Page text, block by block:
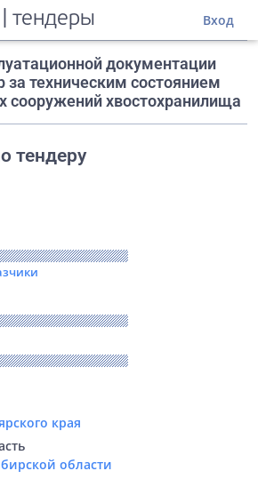
| тендеры Вход
документации
за техническим состоянием
сооружений хвостохранилища
тендеру
края
области